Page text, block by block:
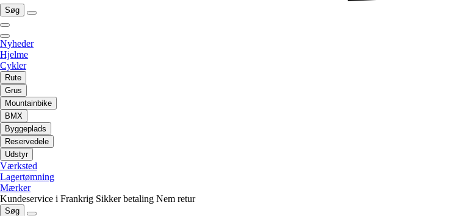
Søg
Nyheder
Hjelme
Cykler
Rute
Grus
Mountainbike
BMX
Byggeplads
Reservedele
Udstyr
Værksted
Lagertømning
Mærker
Kundeservice i Frankrig Sikker betaling Nem retur
Søg